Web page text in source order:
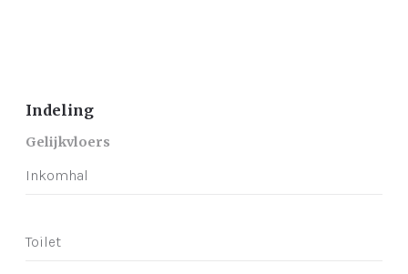
Indeling
Gelijkvloers
Inkomhal
Toilet